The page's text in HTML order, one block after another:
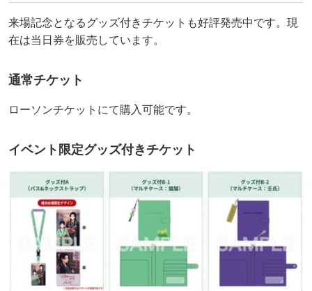
来場記念となるグッズ付きチケットも好評発売中です。現
在は当日券を販売しています。
通常チケット
ローソンチケットにて購入可能です。
イベント限定グッズ付きチケット